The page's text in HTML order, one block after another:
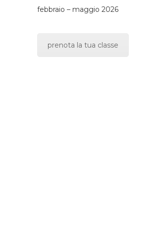
febbraio – maggio 2026
prenota la tua classe